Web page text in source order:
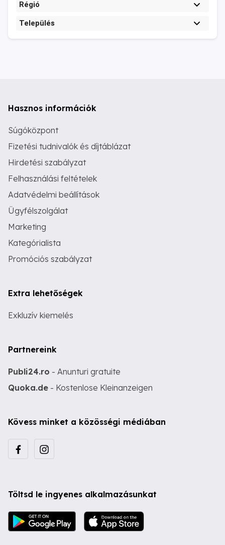
Régió
Település
Hasznos információk
Súgóközpont
Fizetési tudnivalók és díjtáblázat
Hirdetési szabályzat
Felhasználási feltételek
Adatvédelmi beállítások
Ügyfélszolgálat
Marketing
Kategórialista
Promóciós szabályzat
Extra lehetőségek
Exkluzív kiemelés
Partnereink
Publi24.ro - Anunturi gratuite
Quoka.de - Kostenlose Kleinanzeigen
Kövess minket a közösségi médiában
Töltsd le ingyenes alkalmazásunkat